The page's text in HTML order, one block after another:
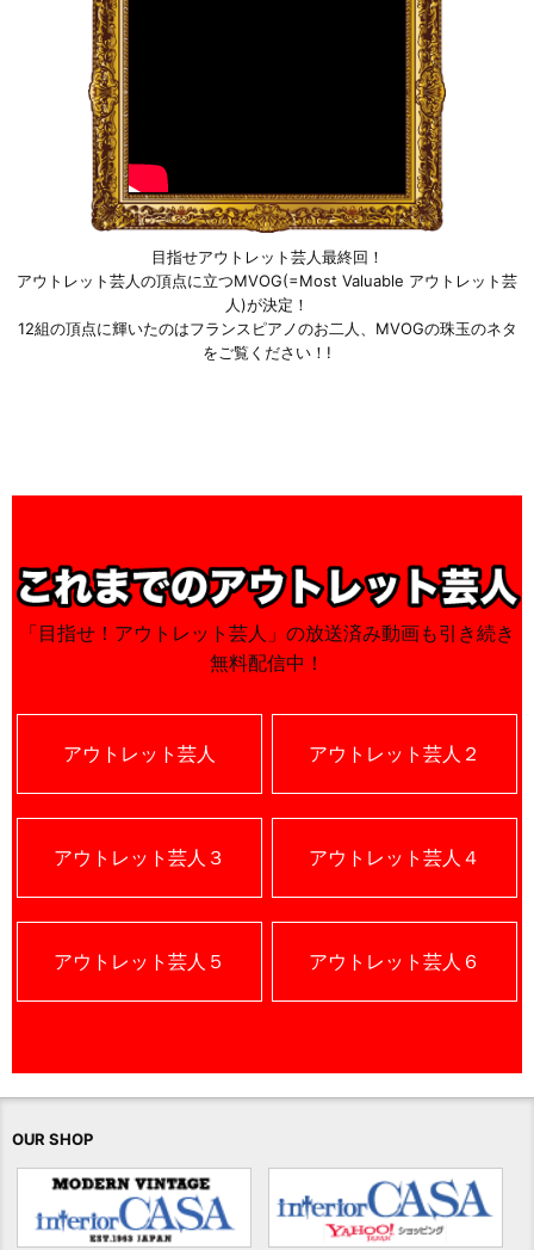
目指せアウトレット芸人最終回！
アウトレット芸人の頂点に立つMVOG(=Most Valuable アウトレット芸
人)が決定！
12組の頂点に輝いたのはフランスピアノのお二人、MVOGの珠玉のネタ
をご覧ください！!
「目指せ！アウトレット芸人」の放送済み動画も引き続き
無料配信中！
アウトレット芸人 アウトレット芸人２
アウトレット芸人３ アウトレット芸人４
アウトレット芸人５ アウトレット芸人６
OUR SHOP